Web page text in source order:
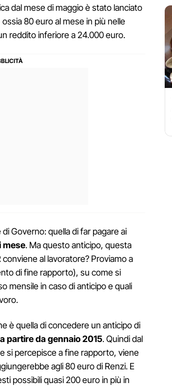
dal mese di maggio è stato lanciato
ossia 80 euro al mese in più nelle
reddito inferiore a 24.000 euro.
di Governo: quella di far pagare ai
mese. Ma questo anticipo, questa
al lavoratore? Proviamo a
di fine rapporto), su come si
mensile in caso di anticipo e quali
è quella di concedere un anticipo di
a partire da gennaio 2015. Quindi dal
si percepisce a fine rapporto, viene
agli 80 euro di Renzi. E
possibili quasi 200 euro in più in